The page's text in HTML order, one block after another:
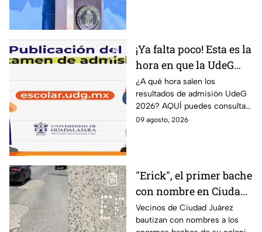
¡Ya falta poco! Esta es la
hora en que la UdeG
publica los resultados
de admisión 2026 y
AQUÍ puedes
consultarlos
¿A qué hora salen los
resultados de admisión UdeG
2026? AQUÍ puedes consultar
el dictamen este lunes 10 de
09 agosto, 2026
"Erick", el primer bache
con nombre en Ciudad
Juárez
Vecinos de Ciudad Juárez
bautizan con nombres a los